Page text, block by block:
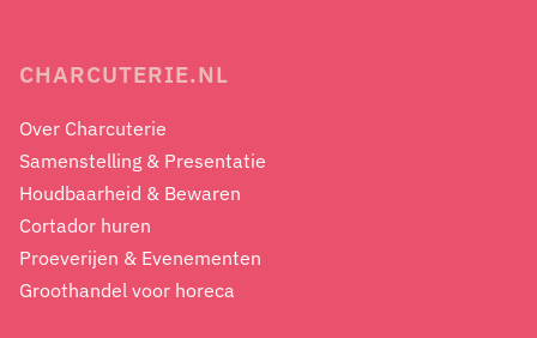
CHARCUTERIE.NL
Over Charcuterie
Samenstelling & Presentatie
Houdbaarheid & Bewaren
Cortador huren
Proeverijen & Evenementen
Groothandel voor horeca